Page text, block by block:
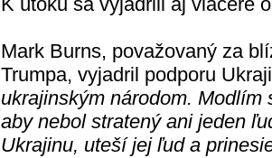
Mark Burns, považovaný za
Trumpa, vyjadril podporu
ukrajinským národom.
aby nebol stratený ani jeden
Ukrajinu, uteší jej ľud a